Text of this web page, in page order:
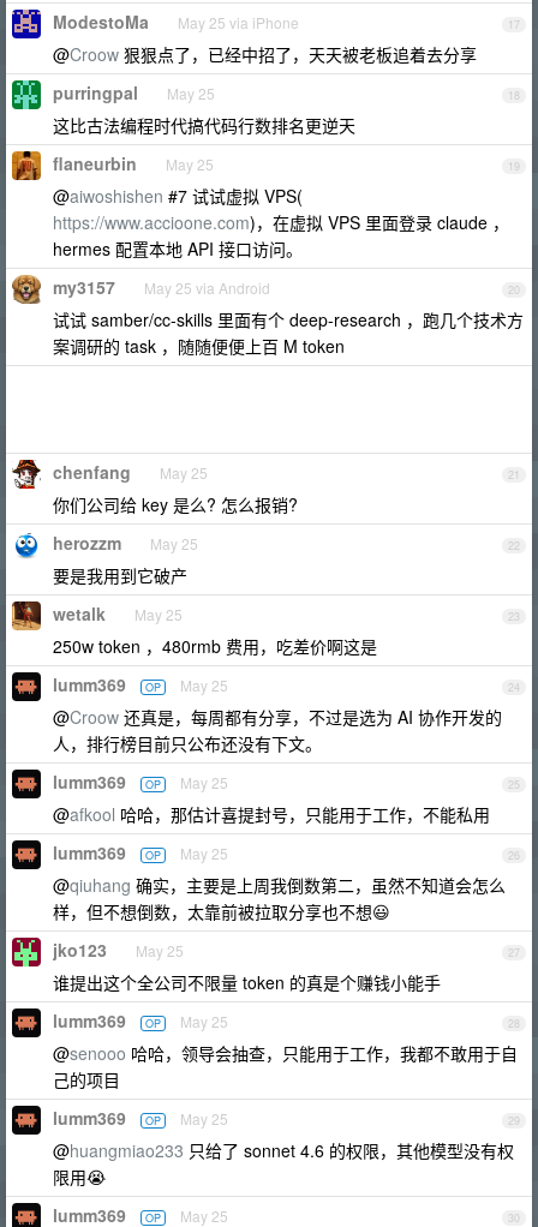
17
ModestoMa May 25 via iPhone
@Croow 狠狠点了，已经中招了，天天被老板追着去分享
18
purringpal May 25
这比古法编程时代搞代码行数排名更逆天
19
flaneurbin May 25
@aiwoshishen #7 试试虚拟 VPS(
https://www.accioone.com)，在虚拟 VPS 里面登录 claude ，
hermes 配置本地 API 接口访问。
20
my3157 May 25 via Android
试试 samber/cc-skills 里面有个 deep-research ，跑几个技术方
案调研的 task ，随随便便上百 M token
21
chenfang May 25
你们公司给 key 是么? 怎么报销?
22
herozzm May 25
要是我用到它破产
23
wetalk May 25
250w token ，480rmb 费用，吃差价啊这是
24
lumm369 OP May 25
@Croow 还真是，每周都有分享，不过是选为 AI 协作开发的
人，排行榜目前只公布还没有下文。
25
lumm369 OP May 25
@afkool 哈哈，那估计喜提封号，只能用于工作，不能私用
26
lumm369 OP May 25
@qiuhang 确实，主要是上周我倒数第二，虽然不知道会怎么
样，但不想倒数，太靠前被拉取分享也不想😃
27
jko123 May 25
谁提出这个全公司不限量 token 的真是个赚钱小能手
28
lumm369 OP May 25
@senooo 哈哈，领导会抽查，只能用于工作，我都不敢用于自
己的项目
29
lumm369 OP May 25
@huangmiao233 只给了 sonnet 4.6 的权限，其他模型没有权
限用😭
30
lumm369 OP May 25